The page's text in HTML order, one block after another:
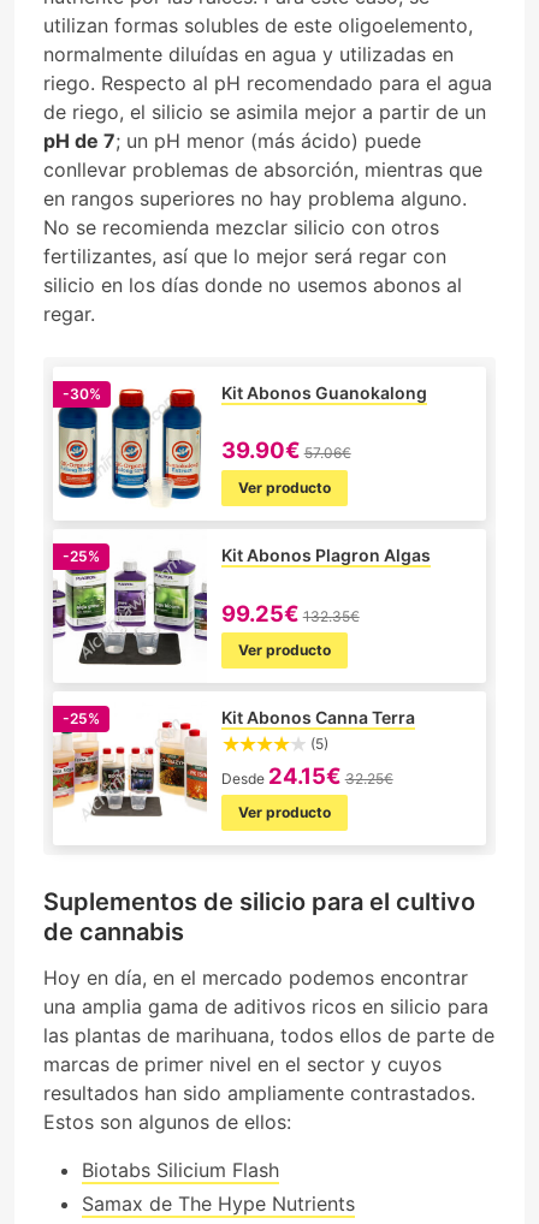
utilizan formas solubles de este oligoelemento,
normalmente diluídas en agua y utilizadas en
riego. Respecto al pH recomendado para el agua
de riego, el silicio se asimila mejor a partir de un
pH de 7; un pH menor (más ácido) puede
conllevar problemas de absorción, mientras que
en rangos superiores no hay problema alguno.
No se recomienda mezclar silicio con otros
fertilizantes, así que lo mejor será regar con
silicio en los días donde no usemos abonos al
regar.
-30% Kit Abonos Guanokalong
39.90€ 57.06€
Ver producto
-25% Kit Abonos Plagron Algas
99.25€ 132.35€
Ver producto
-25% Kit Abonos Canna Terra
(5)
Desde 24.15€ 32.25€
Ver producto
Suplementos de silicio para el cultivo
de cannabis
Hoy en día, en el mercado podemos encontrar
una amplia gama de aditivos ricos en silicio para
las plantas de marihuana, todos ellos de parte de
marcas de primer nivel en el sector y cuyos
resultados han sido ampliamente contrastados.
Estos son algunos de ellos:
Biotabs Silicium Flash
Samax de The Hype Nutrients